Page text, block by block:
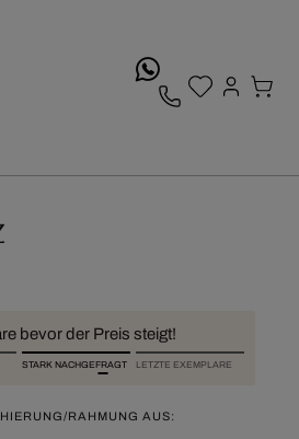
bevor der Preis steigt!
STARK NACHGEFRAGT LETZTE EXEMPLARE
RAHMUNG AUS: